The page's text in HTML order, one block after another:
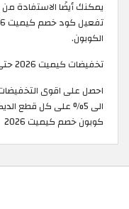
الكوبون.
تخفيضات كيميت 2026 حتى 50% + كود خصم كيميت
احصل على اقوى
الى 5% على كل قطع
كوبون خصم كيميت 2026